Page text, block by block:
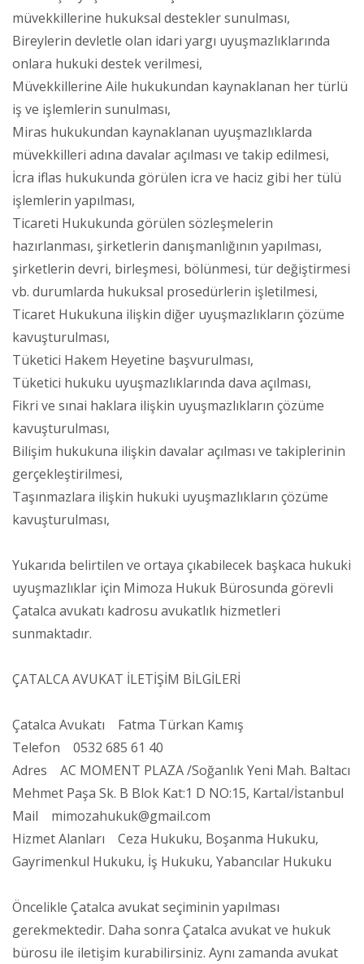
müvekkillerine hukuksal destekler sunulması,
Bireylerin devletle olan idari yargı uyuşmazlıklarında
onlara hukuki destek verilmesi,
Müvekkillerine Aile hukukundan kaynaklanan her türlü
iş ve işlemlerin sunulması,
Miras hukukundan kaynaklanan uyuşmazlıklarda
müvekkilleri adına davalar açılması ve takip edilmesi,
İcra iflas hukukunda görülen icra ve haciz gibi her tülü
işlemlerin yapılması,
Ticareti Hukukunda görülen sözleşmelerin
hazırlanması, şirketlerin danışmanlığının yapılması,
şirketlerin devri, birleşmesi, bölünmesi, tür değiştirmesi
vb. durumlarda hukuksal prosedürlerin işletilmesi,
Ticaret Hukukuna ilişkin diğer uyuşmazlıkların çözüme
kavuşturulması,
Tüketici Hakem Heyetine başvurulması,
Tüketici hukuku uyuşmazlıklarında dava açılması,
Fikri ve sınai haklara ilişkin uyuşmazlıkların çözüme
kavuşturulması,
Bilişim hukukuna ilişkin davalar açılması ve takiplerinin
gerçekleştirilmesi,
Taşınmazlara ilişkin hukuki uyuşmazlıkların çözüme
kavuşturulması,
Yukarıda belirtilen ve ortaya çıkabilecek başkaca hukuki
uyuşmazlıklar için Mimoza Hukuk Bürosunda görevli
Çatalca avukatı kadrosu avukatlık hizmetleri
sunmaktadır.
ÇATALCA AVUKAT İLETİŞİM BİLGİLERİ
Çatalca Avukatı Fatma Türkan Kamış
Telefon 0532 685 61 40
Adres AC MOMENT PLAZA /Soğanlık Yeni Mah. Baltacı
Mehmet Paşa Sk. B Blok Kat:1 D NO:15, Kartal/İstanbul
Mail mimozahukuk@gmail.com
Hizmet Alanları Ceza Hukuku, Boşanma Hukuku,
Gayrimenkul Hukuku, İş Hukuku, Yabancılar Hukuku
Öncelikle Çatalca avukat seçiminin yapılması
gerekmektedir. Daha sonra Çatalca avukat ve hukuk
bürosu ile iletişim kurabilirsiniz. Aynı zamanda avukat